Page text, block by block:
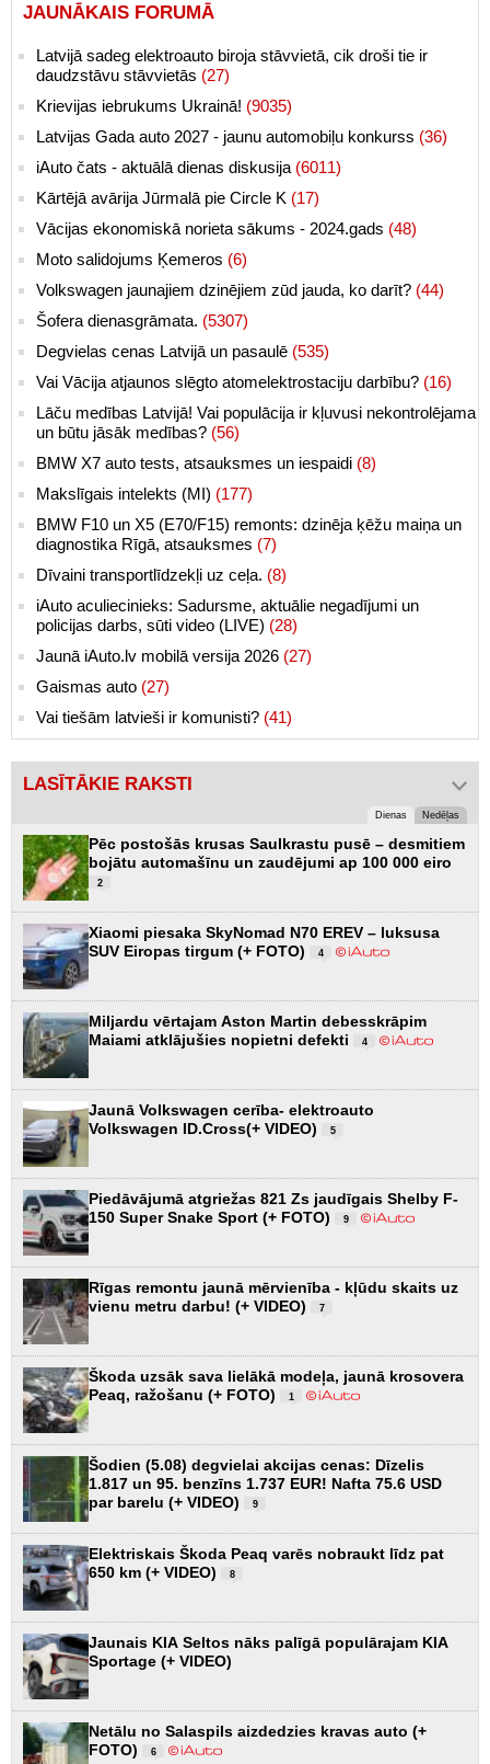
JAUNĀKAIS FORUMĀ
Latvijā sadeg elektroauto biroja stāvvietā, cik droši tie ir
daudzstāvu stāvvietās (27)
Krievijas iebrukums Ukrainā! (9035)
Latvijas Gada auto 2027 - jaunu automobiļu konkurss (36)
iAuto čats - aktuālā dienas diskusija (6011)
Kārtējā avārija Jūrmalā pie Circle K (17)
Vācijas ekonomiskā norieta sākums - 2024.gads (48)
Moto salidojums Ķemeros (6)
Volkswagen jaunajiem dzinējiem zūd jauda, ko darīt? (44)
Šofera dienasgrāmata. (5307)
Degvielas cenas Latvijā un pasaulē (535)
Vai Vācija atjaunos slēgto atomelektrostaciju darbību? (16)
Lāču medības Latvijā! Vai populācija ir kļuvusi nekontrolējama
un būtu jāsāk medības? (56)
BMW X7 auto tests, atsauksmes un iespaidi (8)
Makslīgais intelekts (MI) (177)
BMW F10 un X5 (E70/F15) remonts: dzinēja ķēžu maiņa un
diagnostika Rīgā, atsauksmes (7)
Dīvaini transportlīdzekļi uz ceļa. (8)
iAuto aculiecinieks: Sadursme, aktuālie negadījumi un
policijas darbs, sūti video (LIVE) (28)
Jaunā iAuto.lv mobilā versija 2026 (27)
Gaismas auto (27)
Vai tiešām latvieši ir komunisti? (41)
LASĪTĀKIE RAKSTI
Dienas Nedēļas
Pēc postošās krusas Saulkrastu pusē – desmitiem
bojātu automašīnu un zaudējumi ap 100 000 eiro
2
Xiaomi piesaka SkyNomad N70 EREV – luksusa
SUV Eiropas tirgum (+ FOTO)
4
Miljardu vērtajam Aston Martin debesskrāpim
Maiami atklājušies nopietni defekti
4
Jaunā Volkswagen cerība- elektroauto
Volkswagen ID.Cross(+ VIDEO)
5
Piedāvājumā atgriežas 821 Zs jaudīgais Shelby F-
150 Super Snake Sport (+ FOTO)
9
Rīgas remontu jaunā mērvienība - kļūdu skaits uz
vienu metru darbu! (+ VIDEO)
7
Škoda uzsāk sava lielākā modeļa, jaunā krosovera
Peaq, ražošanu (+ FOTO)
1
Šodien (5.08) degvielai akcijas cenas: Dīzelis
1.817 un 95. benzīns 1.737 EUR! Nafta 75.6 USD
par barelu (+ VIDEO)
9
Elektriskais Škoda Peaq varēs nobraukt līdz pat
650 km (+ VIDEO)
8
Jaunais KIA Seltos nāks palīgā populārajam KIA
Sportage (+ VIDEO)
Netālu no Salaspils aizdedzies kravas auto (+
FOTO)
6